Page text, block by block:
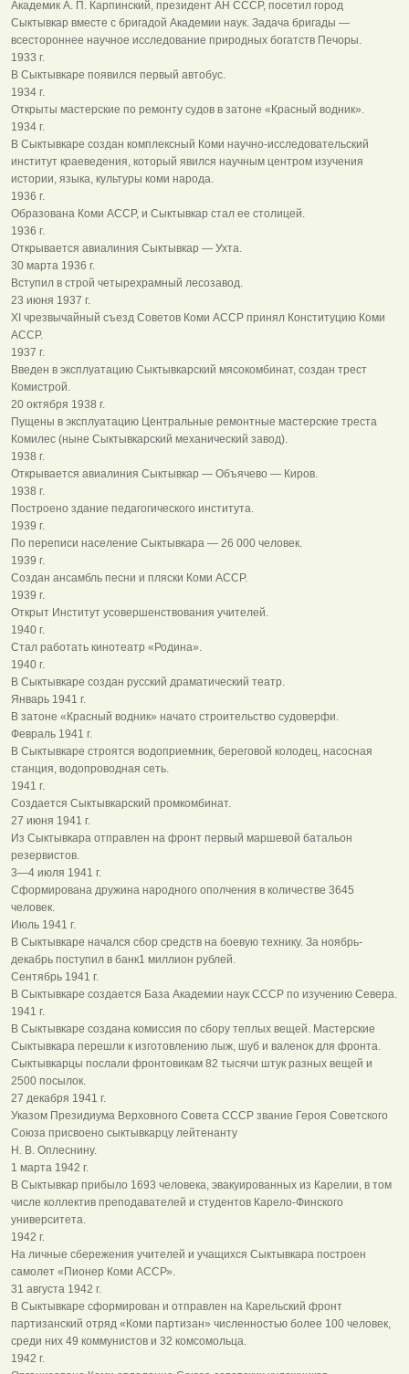
Академик А. П. Карпинский, президент АН СССР, посетил город
Сыктывкар вместе с бригадой Академии наук. Задача бригады —
всестороннее научное исследование природных богатств Печоры.
1933 г.
В Сыктывкаре появился первый автобус.
1934 г.
Открыты мастерские по ремонту судов в затоне «Красный водник».
1934 г.
В Сыктывкаре создан комплексный Коми научно-исследовательский
институт краеведения, который явился научным центром изучения
истории, языка, культуры коми народа.
1936 г.
Образована Коми АССР, и Сыктывкар стал ее столицей.
1936 г.
Открывается авиалиния Сыктывкар — Ухта.
30 марта 1936 г.
Вступил в строй четырехрамный лесозавод.
23 июня 1937 г.
XI чрезвычайный съезд Советов Коми АССР принял Конституцию Коми
АССР.
1937 г.
Введен в эксплуатацию Сыктывкарский мясокомбинат, создан трест
Комистрой.
20 октября 1938 г.
Пущены в эксплуатацию Центральные ремонтные мастерские треста
Комилес (ныне Сыктывкарский механический завод).
1938 г.
Открывается авиалиния Сыктывкар — Объячево — Киров.
1938 г.
Построено здание педагогического института.
1939 г.
По переписи население Сыктывкара — 26 000 человек.
1939 г.
Создан ансамбль песни и пляски Коми АССР.
1939 г.
Открыт Институт усовершенствования учителей.
1940 г.
Стал работать кинотеатр «Родина».
1940 г.
В Сыктывкаре создан русский драматический театр.
Январь 1941 г.
В затоне «Красный водник» начато строительство судоверфи.
Февраль 1941 г.
В Сыктывкаре строятся водоприемник, береговой колодец, насосная
станция, водопроводная сеть.
1941 г.
Создается Сыктывкарский промкомбинат.
27 июня 1941 г.
Из Сыктывкара отправлен на фронт первый маршевой батальон
резервистов.
3—4 июля 1941 г.
Сформирована дружина народного ополчения в количестве 3645
человек.
Июль 1941 г.
В Сыктывкаре начался сбор средств на боевую технику. За ноябрь-
декабрь поступил в банк1 миллион рублей.
Сентябрь 1941 г.
В Сыктывкаре создается База Академии наук СССР по изучению Севера.
1941 г.
В Сыктывкаре создана комиссия по сбору теплых вещей. Мастерские
Сыктывкара перешли к изготовлению лыж, шуб и валенок для фронта.
Сыктывкарцы послали фронтовикам 82 тысячи штук разных вещей и
2500 посылок.
27 декабря 1941 г.
Указом Президиума Верховного Совета СССР звание Героя Советского
Союза присвоено сыктывкарцу лейтенанту
Н. В. Оплеснину.
1 марта 1942 г.
В Сыктывкар прибыло 1693 человека, эвакуированных из Карелии, в том
числе коллектив преподавателей и студентов Карело-Финского
университета.
1942 г.
На личные сбережения учителей и учащихся Сыктывкара построен
самолет «Пионер Коми АССР».
31 августа 1942 г.
В Сыктывкаре сформирован и отправлен на Карельский фронт
партизанский отряд «Коми партизан» численностью более 100 человек,
среди них 49 коммунистов и 32 комсомольца.
1942 г.